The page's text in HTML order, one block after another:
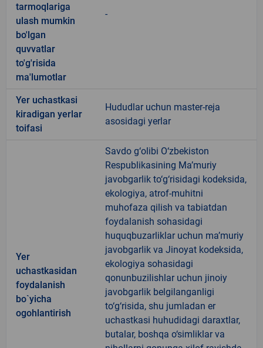
tarmoqlariga
ulash mumkin
bo'lgan
quvvatlar
to'g'risida
ma'lumotlar
-
Yer uchastkasi
kiradigan yerlar
toifasi
Hududlar uchun master-reja
asosidagi yerlar
Yer
uchastkasidan
foydalanish
bo`yicha
ogohlantirish
Savdo g‘olibi O‘zbekiston
Respublikasining Ma’muriy
javobgarlik to‘g‘risidagi kodeksida,
ekologiya, atrof-muhitni
muhofaza qilish va tabiatdan
foydalanish sohasidagi
huquqbuzarliklar uchun ma’muriy
javobgarlik va Jinoyat kodeksida,
ekologiya sohasidagi
qonunbuzilishlar uchun jinoiy
javobgarlik belgilanganligi
to‘g‘risida, shu jumladan er
uchastkasi huhudidagi daraxtlar,
butalar, boshqa o‘simliklar va